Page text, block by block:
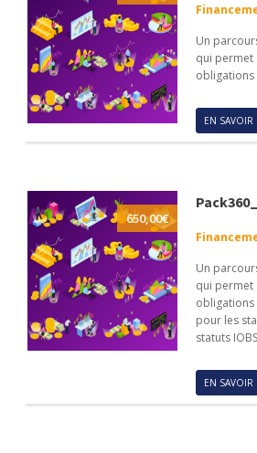
Un
qui permet
obligations
EN SAVOIR
650,00€
Un
qui permet
obligations
pour les
statuts
EN SAVOIR